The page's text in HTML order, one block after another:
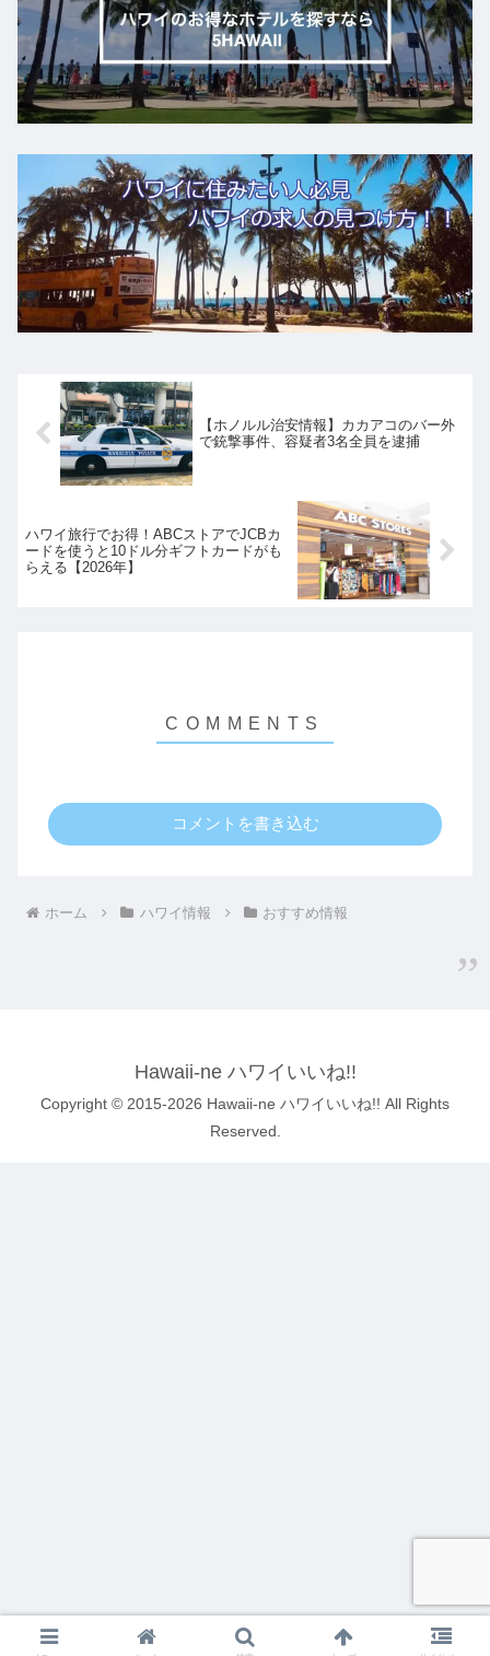
【ホノルル治安情報】カカアコのバー外
で銃撃事件、容疑者3名全員を逮捕
ハワイ旅行でお得！ABCストアでJCBカ
ードを使うと10ドル分ギフトカードがも
らえる【2026年】
コメントを書き込む
ホーム ハワイ情報 おすすめ情報
Hawaii-ne ハワイいいね!!
Copyright © 2015-2026 Hawaii-ne ハワイいいね!! All Rights
Reserved.